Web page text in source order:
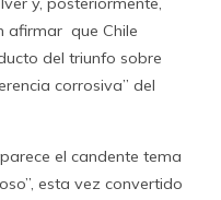
afirmar que Chile
del triunfo sobre
corrosiva” del
el candente tema
esta vez convertido